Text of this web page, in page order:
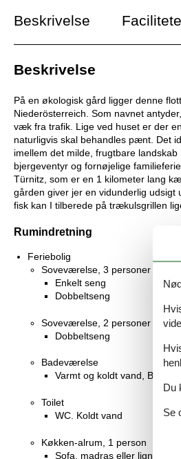
Beskrivelse
Beskrivelse
På en økologisk gård ligger denne
Niederösterreich. Som navnet
væk fra trafik. Lige ved huset er der
naturligvis skal behandles pænt. Det
imellem det milde, frugtbare
bjergeventyr og fornøjelige
Türnitz, som er en 1 kilometer lang
gården giver jer en vidunderlig udsigt
fisk kan I tilberede på trækulsgrillen
Rumindretning
Feriebolig
Soveværelse, 3 personer
Enkelt seng
Dobbeltseng
Soveværelse, 2 personer
Dobbeltseng
Badeværelse
Varmt og koldt vand, Bruser
Toilet
WC. Koldt vand
Køkken-alrum, 1 person
Sofa, madras eller lignende
Du
Se